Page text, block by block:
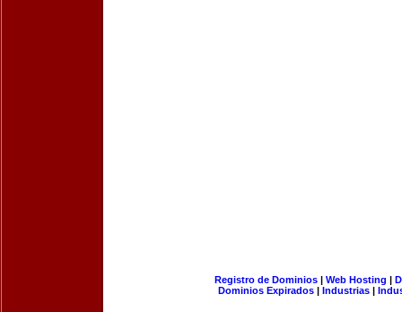
Registro de Dominios| Web Hosting |
Dominios Expirados | Industrias |